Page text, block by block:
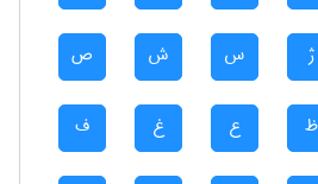
ژ س ش ص
ظ ع غ ف